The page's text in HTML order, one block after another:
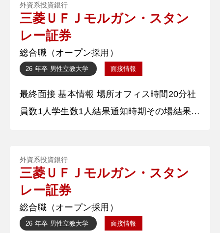
100 人以上いるため入部直後は試合に出場で
きなかったため。短期・中期・長期と目標を
立て、取り組みを行った。短期は、毎週末の
試合で得点をすることを掲げ、毎日 シュー
ト練習の自主トレを行った。中期は、毎年 1
つ上のチー
外資系投資銀行
三菱ＵＦＪモルガン・スタン
レー証券
総合職（オープン採用）
26 年卒 男性立教大学 面接情報
最終面接 基本情報 場所オフィス時間20分社
員数1人学生数1人結果通知時期その場結果通
た。特に主務として、部活動運営やリーグ戦
の運営に携わりました。 【深堀質問】 いつ
からそのスポーツをやっていますか？ 【深
堀質問回答】 小学二年生のころから始めま
外資系投資銀行
三菱ＵＦＪモルガン・スタン
レー証券
総合職（オープン採用）
26 年卒 男性立教大学 面接情報